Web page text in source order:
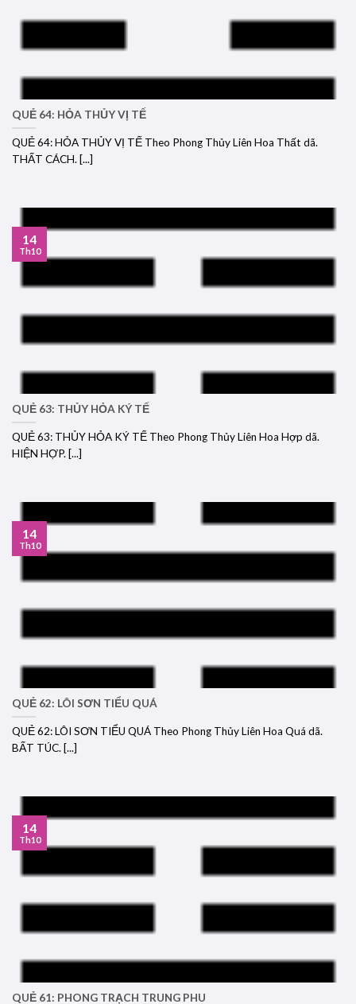
QUẺ 64: HỎA THỦY VỊ TẾ
QUẺ 64: HỎA THỦY VỊ TẾ Theo Phong Thủy Liên Hoa Thất dã.
THẤT CÁCH. [...]
QUẺ 63: THỦY HỎA KÝ TẾ
QUẺ 63: THỦY HỎA KÝ TẾ Theo Phong Thủy Liên Hoa Hợp dã.
HIỆN HỢP. [...]
14
Th10
QUẺ 62: LÔI SƠN TIỂU QUÁ
QUẺ 62: LÔI SƠN TIỂU QUÁ Theo Phong Thủy Liên Hoa Quá dã.
BẤT TÚC. [...]
14
Th10
QUẺ 61: PHONG TRẠCH TRUNG PHU
14
Th10